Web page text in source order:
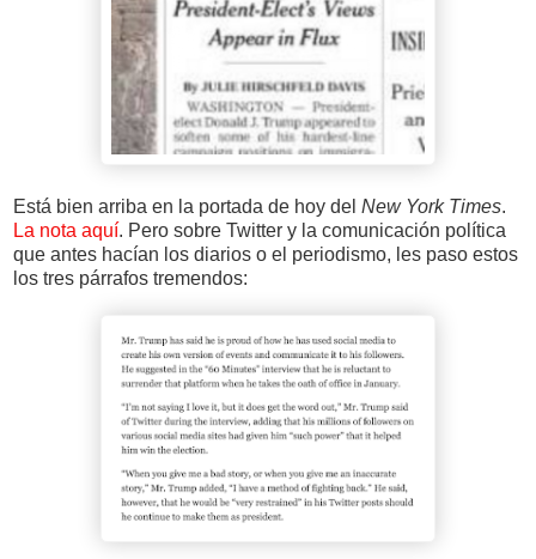
Está bien arriba en la portada de hoy del New York Times.
La nota aquí. Pero sobre Twitter y la comunicación política
que antes hacían los diarios o el periodismo, les paso estos
los tres párrafos tremendos: